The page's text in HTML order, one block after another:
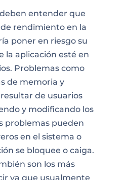
entender que
rendimiento en la
poner en riesgo su
la aplicación esté en
Problemas como
de memoria y
de usuarios
y modificando los
problemas pueden
en el sistema o
se bloquee o caiga.
son los más
ya que usualmente